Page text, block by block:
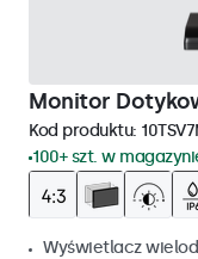
Monitor
Kod produktu:
100+ szt. w
Wyświetlacz